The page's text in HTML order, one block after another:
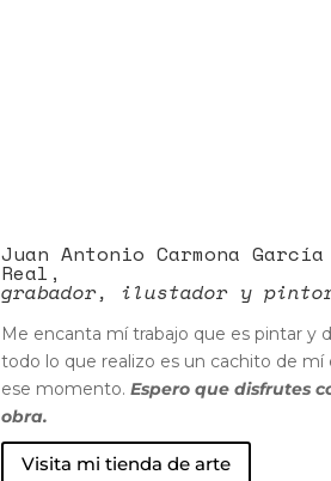
Juan Antonio Carmona
Real,
grabador, ilustador y
Me encanta mí trabajo que es pintar y
todo lo que realizo es un cachito de mí
ese momento.Espero que disfrutes
obra.
Visita mi tienda de arte